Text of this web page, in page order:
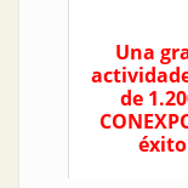
Una
de